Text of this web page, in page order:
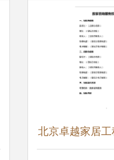
北京卓越家居